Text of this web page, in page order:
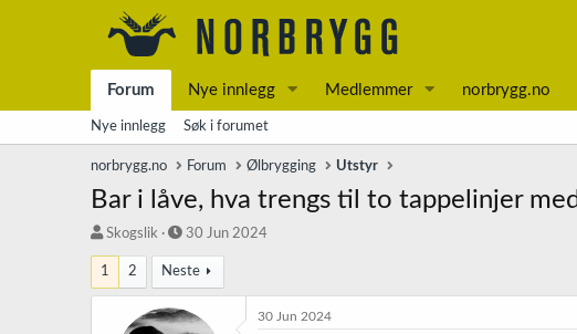
Forum Nye innlegg Medlemmer norbrygg.no
Nye innlegg Søk i forumet
norbrygg.no Forum Ølbrygging Utstyr
Bar i låve, hva trengs til to tappelinjer
T
r
å
d
Skogslik
S
a
r
t
30 Jun 2024
1 2 Neste
30 Jun 2024